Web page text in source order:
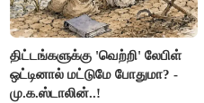
திட்டங்களுக்கு 'வெற்றி' லேபிள்
ஒட்டினால் மட்டுமே போதுமா? -
மு.க.ஸ்டாலின்..!